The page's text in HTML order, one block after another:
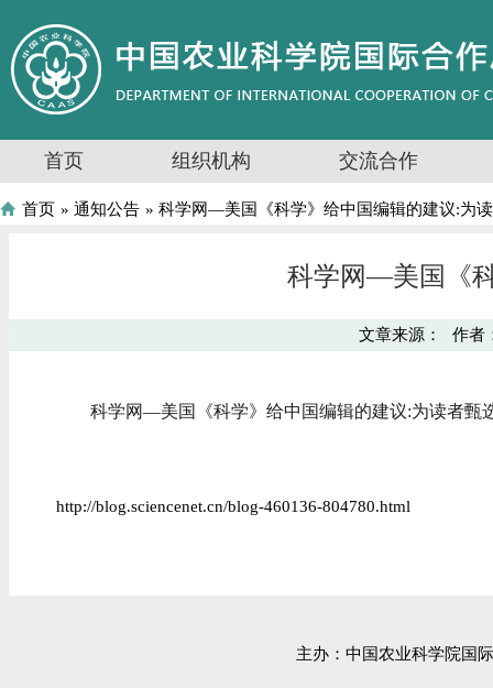
首页 组织机构 交流合作
首页 » 通知公告 » 科学网—美国《科学》给中国编辑的建议:为
科学网—美国《
文章来源： 作者
科学网—美国《科学》给中国编辑的建议:为读者甄
http://blog.sciencenet.cn/blog-460136-804780.html
主办：中国农业科学院国